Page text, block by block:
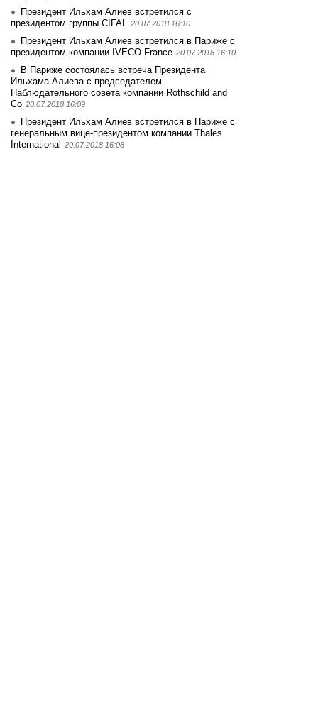
Президент Ильхам Алиев встретился с
президентом группы CIFAL 20.07.2018 16:10
Президент Ильхам Алиев встретился в Париже с
президентом компании IVECO France 20.07.2018 16:10
В Париже состоялась встреча Президента
Ильхама Алиева с председателем
Наблюдательного совета компании Rothschild and
Co 20.07.2018 16:09
Президент Ильхам Алиев встретился в Париже с
генеральным вице-президентом компании Thales
International 20.07.2018 16:08